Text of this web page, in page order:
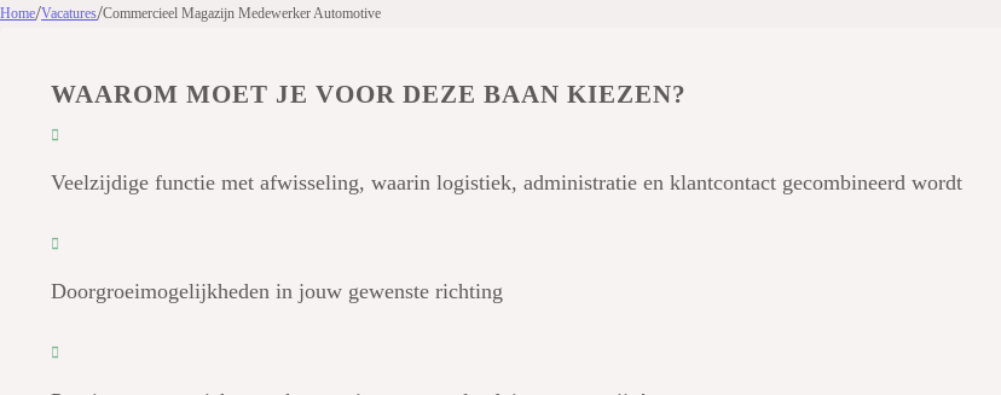
Home/Vacatures/Commercieel Magazijn Medewerker Automotive
WAAROM MOET JE VOOR DEZE BAAN KIEZEN?
Veelzijdige functie met afwisseling, waarin logistiek, administratie en klantcontact gecombineerd wordt
Doorgroeimogelijkheden in jouw gewenste richting